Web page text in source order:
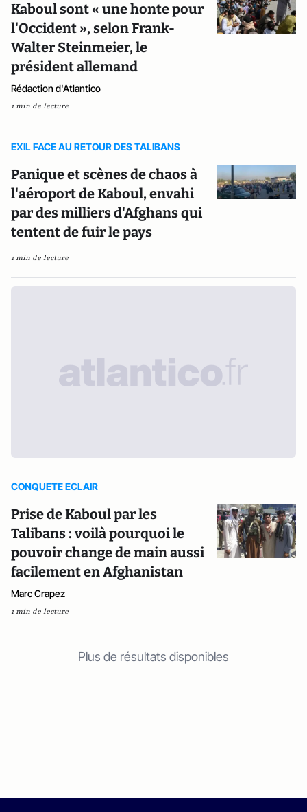
Kaboul sont « une honte pour
l'Occident », selon Frank-
Walter Steinmeier, le
président allemand
Rédaction d'Atlantico
1 min de lecture
EXIL FACE AU RETOUR DES TALIBANS
Panique et scènes de chaos à
l'aéroport de Kaboul, envahi
par des milliers d'Afghans qui
tentent de fuir le pays
1 min de lecture
CONQUETE ECLAIR
Prise de Kaboul par les
Talibans : voilà pourquoi le
pouvoir change de main aussi
facilement en Afghanistan
Marc Crapez
1 min de lecture
Plus de résultats disponibles